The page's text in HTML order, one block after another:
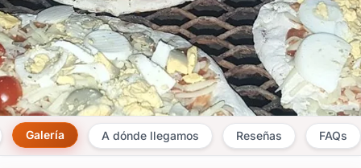
Galería A dónde llegamos Reseñas FAQs